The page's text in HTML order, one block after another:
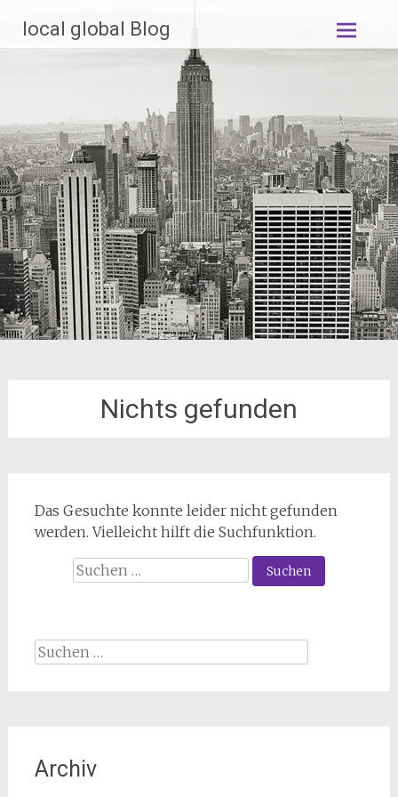
Inhalt
springen
local global Blog
Nichts gefunden
Das Gesuchte konnte leider nicht gefunden
werden. Vielleicht hilft die Suchfunktion.
Suchen
nach:
Suchen
Archiv